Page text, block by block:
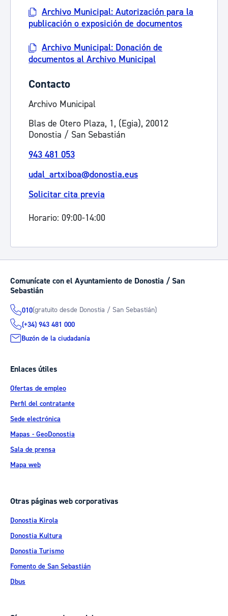
Archivo Municipal: Autorización para la
publicación o exposición de documentos
Archivo Municipal: Donación de
documentos al Archivo Municipal
Contacto
Archivo Municipal
Blas de Otero Plaza, 1, (Egia), 20012
Donostia / San Sebastián
943 481 053
udal_artxiboa@donostia.eus
Solicitar cita previa
Horario: 09:00-14:00
Comunícate con el Ayuntamiento de Donostia / San
Sebastián
010(gratuito desde Donostia / San Sebastián)
(+34) 943 481 000
Buzón de la ciudadanía
Enlaces útiles
Ofertas de empleo
Perfil del contratante
Sede electrónica
Mapas - GeoDonostia
Sala de prensa
Mapa web
Otras páginas web corporativas
Donostia Kirola
Donostia Kultura
Donostia Turismo
Fomento de San Sebastián
Dbus